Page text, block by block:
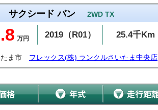
サクシード バン 2WD TX
万円 2019（R01） 25.4千Km
ま市 フレックス(株) ランクルさいたま中央店